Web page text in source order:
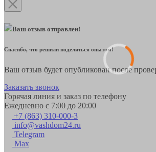
Ваш отзыв отправлен!
Спасибо, что решили поделиться опытом!
Ваш отзыв будет опубликован после
Заказать звонок
Горячая линия и заказ по телефону
Ежедневно с 7:00 до 20:00
+7 (863) 310-000-3
info@vashdom24.ru
Telegram
Max